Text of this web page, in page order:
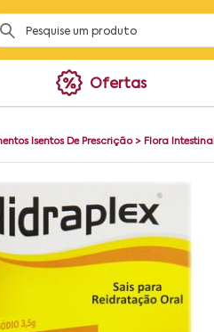
Ofertas
Isentos De Prescrição> Flora Intestinal